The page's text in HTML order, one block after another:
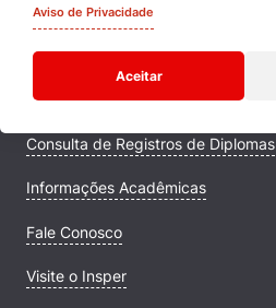
Aviso de Privacidade
Aceitar
Quem Somos
Comunidade Transforme
Campus
Consulta de Registros de Diplomas
Informações Acadêmicas
Fale Conosco
Visite o Insper